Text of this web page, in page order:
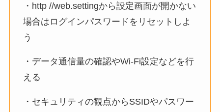
・http //web.settingから設定画面が開かない
場合はログインパスワードをリセットしよ
う
・データ通信量の確認やWi-Fi設定などを行
える
・セキュリティの観点からSSIDやパスワー